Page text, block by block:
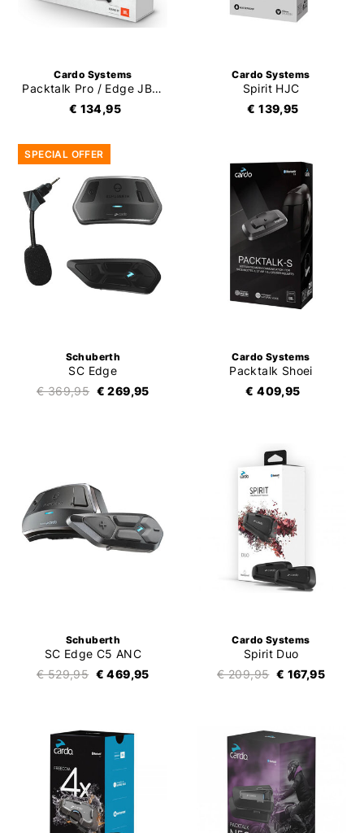
Cardo Systems
Packtalk Pro / Edge JBL 2nd Helmet Kit
€ 134,95
Cardo Systems
Spirit HJC
€ 139,95
SPECIAL OFFER
Schuberth
SC Edge
€ 369,95 € 269,95
Cardo Systems
Packtalk Shoei
€ 409,95
Schuberth
SC Edge C5 ANC
€ 529,95 € 469,95
Cardo Systems
Spirit Duo
€ 209,95 € 167,95